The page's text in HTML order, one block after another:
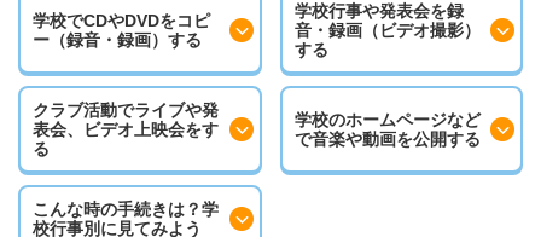
学校でCDやDVDをコピ
ー （録音・録画）する
学校行事や発表会を録
音・ 録画（ビデオ撮影）
する
クラブ活動でライブや発
表会、ビデオ上映会をす
る
学校のホームページなど
で音楽や動画を公開する
こんな時の手続きは？学
校行事別に見てみよう